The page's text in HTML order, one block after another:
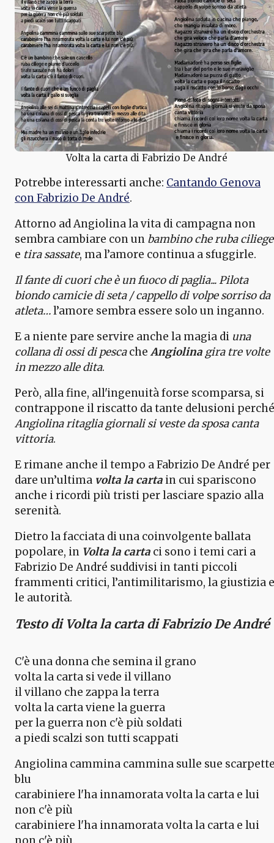
Volta la carta di Fabrizio De André
Potrebbe interessarti anche: Cantando Genova
con Fabrizio De André.
Attorno ad Angiolina la vita di campagna non
sembra cambiare con un bambino che ruba ciliege
e tira sassate, ma l’amore continua a sfuggirle.
Il fante di cuori che è un fuoco di paglia... Pilota
biondo camicie di seta / cappello di volpe sorriso da
atleta…l’amore sembra essere solo un inganno.
E a niente pare servire anche la magia di una
collana di ossi di pescache Angiolina gira tre volte
in mezzo alle dita.
Però, alla fine, all'ingenuità forse scomparsa, si
contrappone il riscatto da tante delusioni perché
Angiolina ritaglia giornali si veste da sposa canta
vittoria.
E rimane anche il tempo a Fabrizio De André per
dare un’ultima volta la carta in cui spariscono
anche i ricordi più tristi per lasciare spazio alla
serenità.
Dietro la facciata di una coinvolgente ballata
popolare, in Volta la carta ci sono i temi cari a
Fabrizio De André suddivisi in tanti piccoli
frammenti critici, l’antimilitarismo, la giustizia e
le autorità.
Testo di Volta la carta di Fabrizio De André
C'è una donna che semina il grano
volta la carta si vede il villano
il villano che zappa la terra
volta la carta viene la guerra
per la guerra non c'è più soldati
a piedi scalzi son tutti scappati
Angiolina cammina cammina sulle sue
blu
carabiniere l'ha innamorata volta la carta e lui
non c'è più
carabiniere l'ha innamorata volta la carta e lui